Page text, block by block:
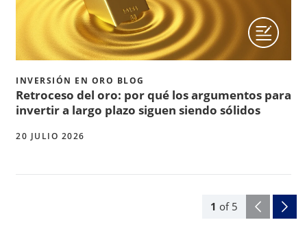
1 of 5
INVERSIÓN EN ORO BLOG
Retroceso del oro: por qué los argumentos para
invertir a largo plazo siguen siendo sólidos
20 JULIO 2026